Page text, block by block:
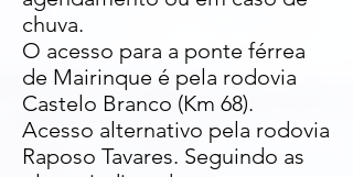
chuva.
O acesso para a ponte férrea
de Mairinque é pela rodovia
Castelo Branco (Km 68).
Acesso alternativo pela rodovia
Raposo Tavares. Seguindo as